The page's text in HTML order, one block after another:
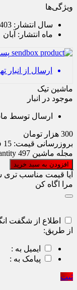
ویژگی‌ها
سال انتشار:
ماه انتشار: آبان
ارسال از انبار تهران: 1 الی
ماشین تیک
موجود در انبار
ارسال توسط
300 هزار تومان
بروزرسانی قیمت: 15 فروردین 1405
مجله ماشین 497 quantity
افزودن به سبد خرید
آیا قیمت مناسب تری
مرا اگاه کن
اطلاع از شگفت
از طریق:
ایمیل به :
پیامک به :
ثبت